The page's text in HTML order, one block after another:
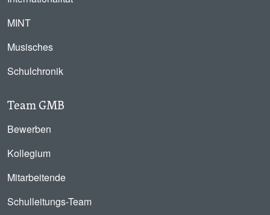
MINT
Musisches
Schulchronik
Team GMB
Bewerben
Kollegium
Mitarbeitende
Schulleitungs-Team